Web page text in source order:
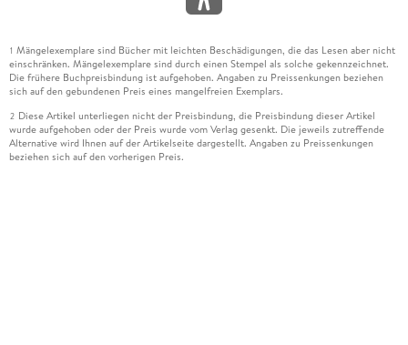
1 Mängelexemplare sind Bücher mit leichten Beschädigungen, die das Lesen aber nicht
einschränken. Mängelexemplare sind durch einen Stempel als solche gekennzeichnet.
Die frühere Buchpreisbindung ist aufgehoben. Angaben zu Preissenkungen beziehen
sich auf den gebundenen Preis eines mangelfreien Exemplars.
2 Diese Artikel unterliegen nicht der Preisbindung, die Preisbindung dieser Artikel
wurde aufgehoben oder der Preis wurde vom Verlag gesenkt. Die jeweils zutreffende
Alternative wird Ihnen auf der Artikelseite dargestellt. Angaben zu Preissenkungen
beziehen sich auf den vorherigen Preis.